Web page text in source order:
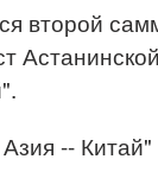
второй
Астанинской
-- Китай"